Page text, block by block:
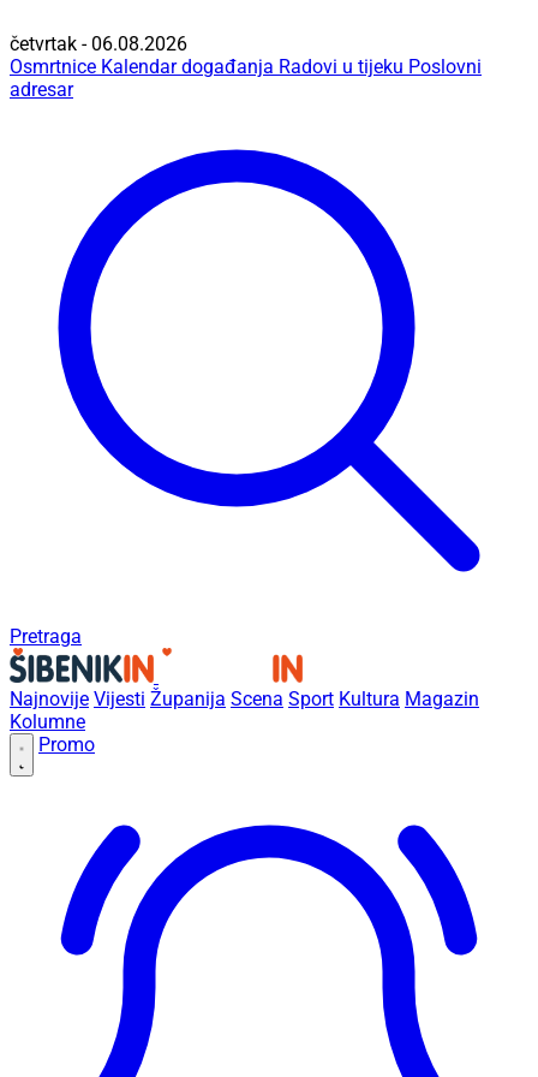
četvrtak - 06.08.2026
Osmrtnice Kalendar događanja Radovi u tijeku Poslovni
adresar
Pretraga
Najnovije Vijesti Županija Scena Sport Kultura Magazin
Kolumne
Promo